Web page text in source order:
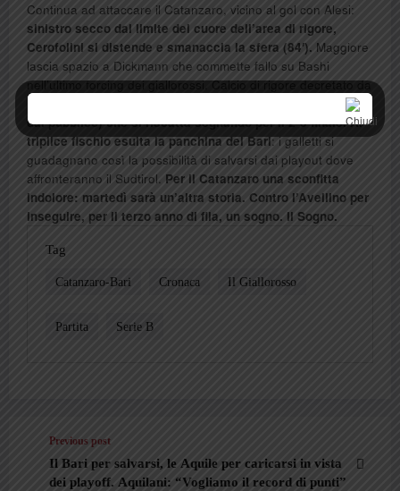
Continua ad attaccare il Catanzaro, vicino al gol con Alesi:
sinistro secco dal limite del cuore dell’area di rigore,
Cerofolini si distende e smanaccia la sfera (84′). Maggiore
lascia spazio a Dickmann che commette fallo su Bashi
nell’ultimo forcing dei giallorossi. Calcio di rigore decretato da
dal dischetto si presenta Koffi (chiesto a gran voce
dal pubblico) che si riscatta segnando per il 2-3 finale. Al
triplice fischio esulta la panchina del Bari: i galletti si
guadagnano così la possibilità di salvarsi dai playout dove
affronteranno il Sudtirol. Per il Catanzaro una sconfitta
indolore: martedì sarà un’altra storia. Contro l’Avellino per
inseguire, per il terzo anno di fila, un sogno. Il Sogno.
Tag
Catanzaro-Bari Cronaca Il Giallorosso
Partita Serie B
Previous post
Il Bari per salvarsi, le Aquile per caricarsi in vista
dei playoff. Aquilani: “Vogliamo il record di punti”